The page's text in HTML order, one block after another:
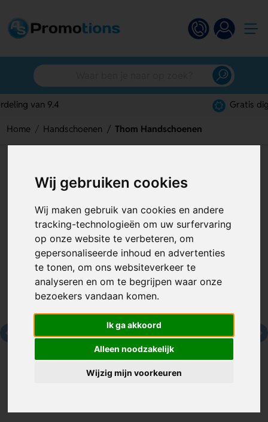
Wij gebruiken cookies
Wij maken gebruik van cookies en andere
tracking-technologieën om uw surfervaring
op onze website te verbeteren, om
gepersonaliseerde inhoud en advertenties
te tonen, om ons websiteverkeer te
analyseren en om te begrijpen waar onze
bezoekers vandaan komen.
Ik ga akkoord
Alleen noodzakelijk
Wijzig mijn voorkeuren
Home Handschoenen Thom Handschoenen
Artikelnummer:124830